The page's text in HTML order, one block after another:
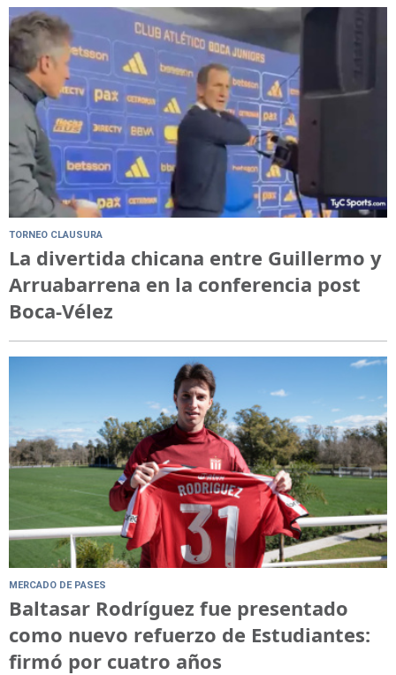
TORNEO CLAUSURA
La divertida chicana entre Guillermo y
Arruabarrena en la conferencia post
Boca-Vélez
MERCADO DE PASES
Baltasar Rodríguez fue presentado
como nuevo refuerzo de Estudiantes:
firmó por cuatro años